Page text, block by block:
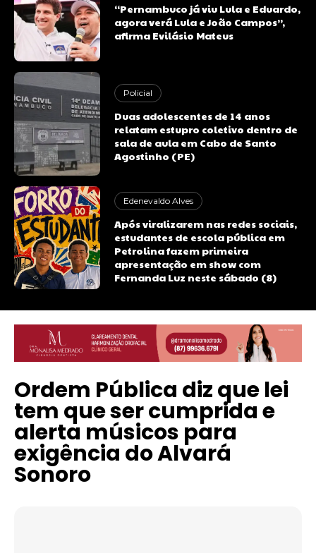
“Pernambuco já viu Lula e Eduardo,
agora verá Lula e João Campos”,
afirma Evilásio Mateus
Policial
Duas adolescentes de 14 anos
relatam estupro coletivo dentro de
sala de aula em Cabo de Santo
Agostinho (PE)
Edenevaldo Alves
Após viralizarem nas redes sociais,
estudantes de escola pública em
Petrolina fazem primeira
apresentação em show com
Fernanda Luz neste sábado (8)
Ordem Pública diz que lei
tem que ser cumprida e
alerta músicos para
exigência do Alvará
Sonoro